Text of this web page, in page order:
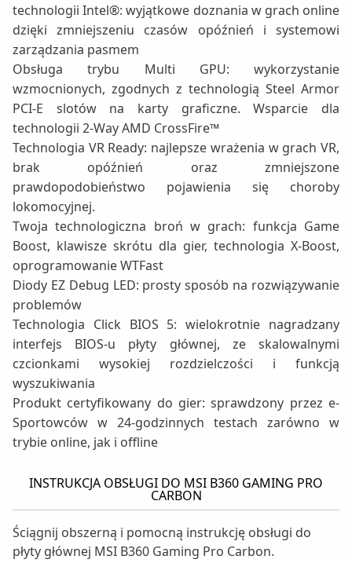
technologii Intel®: wyjątkowe doznania w grach online
dzięki zmniejszeniu czasów opóźnień i systemowi
zarządzania pasmem
Obsługa trybu Multi GPU: wykorzystanie
wzmocnionych, zgodnych z technologią Steel Armor
PCI-E slotów na karty graficzne. Wsparcie dla
technologii 2-Way AMD CrossFire™
Technologia VR Ready: najlepsze wrażenia w grach VR,
brak opóźnień oraz zmniejszone
prawdopodobieństwo pojawienia się choroby
lokomocyjnej.
Twoja technologiczna broń w grach: funkcja Game
Boost, klawisze skrótu dla gier, technologia X-Boost,
oprogramowanie WTFast
Diody EZ Debug LED: prosty sposób na rozwiązywanie
problemów
Technologia Click BIOS 5: wielokrotnie nagradzany
interfejs BIOS-u płyty głównej, ze skalowalnymi
czcionkami wysokiej rozdzielczości i funkcją
wyszukiwania
Produkt certyfikowany do gier: sprawdzony przez e-
Sportowców w 24-godzinnych testach zarówno w
trybie online, jak i offline
INSTRUKCJA OBSŁUGI DO MSI B360 GAMING PRO
CARBON
Ściągnij obszerną i pomocną instrukcję obsługi do
płyty głównej MSI B360 Gaming Pro Carbon.